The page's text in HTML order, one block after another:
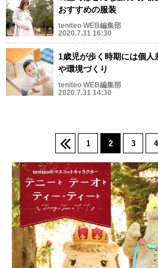
おすすめの服装
teniteo WEB編集部
2020.7.31 16:30
1歳児が歩く時期には個
や環境づくり
teniteo WEB編集部
2020.7.31 14:30
1 2 3 4